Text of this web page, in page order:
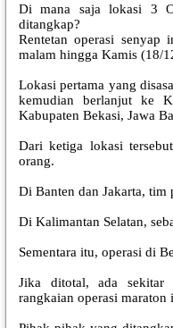
Di mana saja lokasi 3
ditangkap?
Rentetan operasi
malam hingga Kamis (18/
Lokasi pertama yang
kemudian berlanjut ke
Kabupaten Bekasi, Jawa
Dari ketiga lokasi
orang.
Di Banten dan Jakarta,
Di Kalimantan Selatan,
Sementara itu, operasi di
Jika ditotal, ada sekitar
rangkaian operasi maraton